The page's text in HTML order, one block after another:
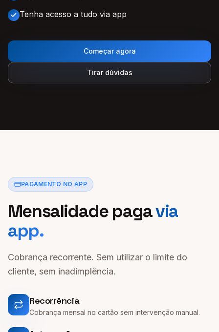
Tenha acesso a tudo via app
Começar agora
Tirar dúvidas
PAGAMENTO NO APP
Mensalidade pagavia
app.
Cobrança recorrente. Sem utilizar o limite do
cliente, sem inadimplência.
Recorrência
Cobrança mensal no cartão sem intervenção manual.